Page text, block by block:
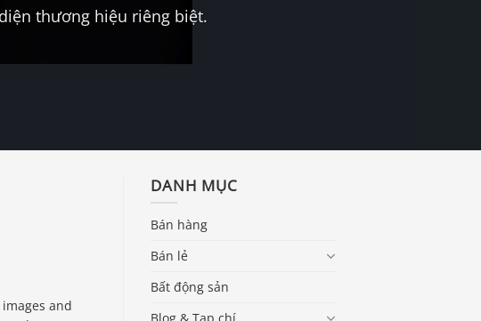
thương hiệu riêng biệt.
and
DANH MỤC
Bán hàng
Bán lẻ
Bất động sản
Blog & Tạp chí